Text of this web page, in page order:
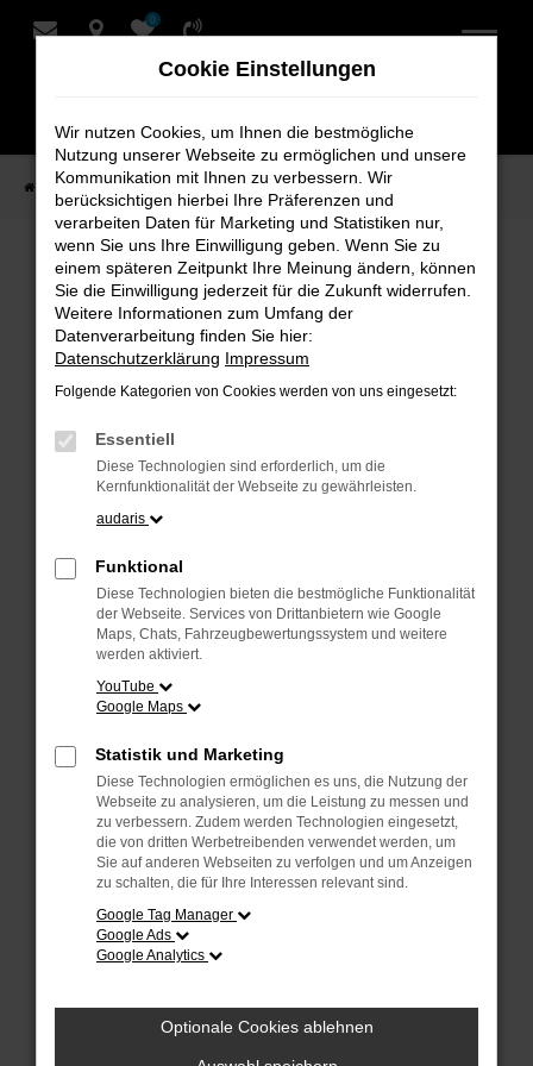
Zum
0
Startseite Verkauf Fahrzeug-Showroom
Fahrzeug-Showroom
Beim Laden ist ein Fehler aufgetreten.
Hier sind ein paar Tipps, die dir helfen können:
Überprüfe deine Firewall und deine
Internetverbindung.
Laden andere Webseiten, zum Beispiel
deine Suchmaschine?
Prüfe deine Browsererweiterungen.
Manche Erweiterungen, wie Werbeblocker,
können das Laden bestimmter Seiten
verhindern. Funktioniert die Seite in einem
anderen Browser oder in einem privaten
Fenster?
Starte dein Gerät neu.
Das kann manchmal helfen,
vorübergehende Probleme zu beheben.
Stelle sicher, dass dein Browser und dein
Betriebssystem auf dem neuesten Stand
Veraltete Software birgt nicht nur ein
Cookie Einstellungen
Wir nutzen Cookies, um Ihnen die bestmögliche
Nutzung unserer Webseite zu ermöglichen und unsere
Kommunikation mit Ihnen zu verbessern. Wir
berücksichtigen hierbei Ihre Präferenzen und
verarbeiten Daten für Marketing und Statistiken nur,
wenn Sie uns Ihre Einwilligung geben. Wenn Sie zu
einem späteren Zeitpunkt Ihre Meinung ändern, können
Sie die Einwilligung jederzeit für die Zukunft widerrufen.
Weitere Informationen zum Umfang der
Datenverarbeitung finden Sie hier:
Datenschutzerklärung Impressum
Folgende Kategorien von Cookies werden von uns eingesetzt:
Essentiell
Diese Technologien sind erforderlich, um die
Kernfunktionalität der Webseite zu gewährleisten.
audaris
Funktional
Diese Technologien bieten die bestmögliche Funktionalität
der Webseite. Services von Drittanbietern wie Google
Maps, Chats, Fahrzeugbewertungssystem und weitere
werden aktiviert.
YouTube
Google Maps
Statistik und Marketing
Diese Technologien ermöglichen es uns, die Nutzung der
Webseite zu analysieren, um die Leistung zu messen und
zu verbessern. Zudem werden Technologien eingesetzt,
die von dritten Werbetreibenden verwendet werden, um
Sie auf anderen Webseiten zu verfolgen und um Anzeigen
zu schalten, die für Ihre Interessen relevant sind.
Google Tag Manager
Google Ads
Google Analytics
Optionale Cookies ablehnen